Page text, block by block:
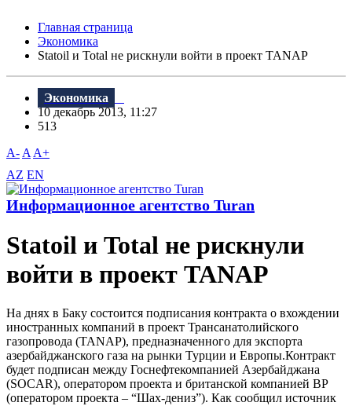
Главная страница
Экономика
Statoil и Total не рискнули войти в проект TANAP
Экономика
10 декабрь 2013, 11:27
513
A- A A+
AZ EN
Информационное агентство Turan
Statoil и Total не рискнули
войти в проект TANAP
На днях в Баку состоится подписания контракта о вхождении
иностранных компаний в проект Трансанатолийского
газопровода (TANAP), предназначенного для экспорта
азербайджанского газа на рынки Турции и Европы.Контракт
будет подписан между Госнефтекомпанией Азербайджана
(SOCAR), оператором проекта и британской компанией ВР
(оператором проекта – “Шах-дениз”). Как сообщил источник